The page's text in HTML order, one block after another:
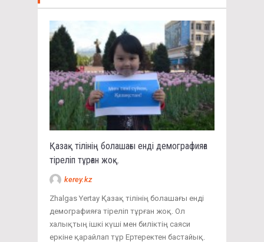
Қазақ тілінің болашағы енді демографияға
тіреліп тұрған жоқ.
kerey.kz
Zhalgas Yertay Қазақ тілінің болашағы енді
демографияға тіреліп тұрған жоқ. Ол
халықтың ішкі күші мен биліктің саяси
еркіне қарайлап тұр Ертеректен бастайық.